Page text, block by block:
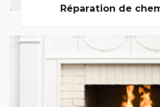
Réparation de